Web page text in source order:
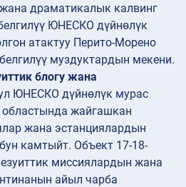
драматикалык калвинг
ЮНЕСКО дүйнөлүк
атактуу Перито-Морено
муздуктардын мекени.
блогу жана
ЮНЕСКО дүйнөлүк мурас
жайгашкан
жана эстанциялардын
камтыйт. Объект 17-18-
миссиялардын жана
айыл чарба